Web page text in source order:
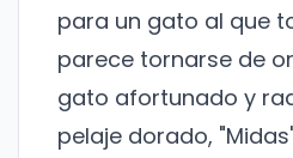
para un gato al que
parece tornarse de
gato afortunado y
pelaje dorado,